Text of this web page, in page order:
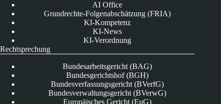
AI Office
Grundrechte-Folgenabschätzung (FRIA)
KI-Kompetenz
KI-News
KI-Verordnung
Rechtsprechung
Bundesarbeitsgericht (BAG)
Bundesgerichtshof (BGH)
Bundesverfassungsgericht (BVerfG)
Bundesverwaltungsgericht (BVerwG)
Europäisches Gericht (EuG)